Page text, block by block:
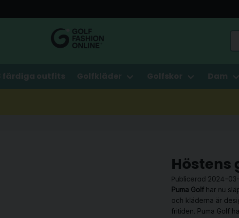
färdiga outfits Golfkläder Golfskor Dam
Höstens
Publicerad 2024-
Puma Golf har nu
och kläderna är
fritiden. Puma Golf